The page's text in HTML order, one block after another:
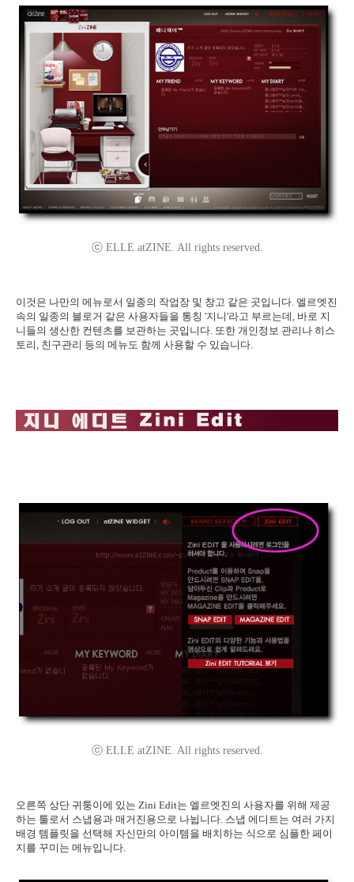
ⓒ ELLE atZINE. All rights reserved.
이것은 나만의 메뉴로서 일종의 작업장 및 창고 같은 곳입니다. 엘르엣진
속의 일종의 블로거 같은 사용자들을 통칭 '지니'라고 부르는데, 바로 지
니들의 생산한 컨텐츠를 보관하는 곳입니다. 또한 개인정보 관리나 히스
토리, 친구관리 등의 메뉴도 함께 사용할 수 있습니다.
ⓒ ELLE atZINE. All rights reserved.
오른쪽 상단 귀퉁이에 있는 Zini Edit는 엘르엣진의 사용자를 위해 제공
하는 툴로서 스냅용과 매거진용으로 나뉩니다. 스냅 에디트는 여러 가지
배경 템플릿을 선택해 자신만의 아이템을 배치하는 식으로 심플한 페이
지를 꾸미는 메뉴입니다.